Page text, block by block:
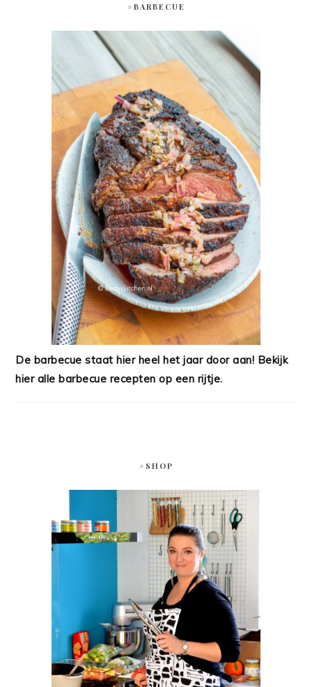
#BARBECUE
De barbecue staat hier heel het jaar door aan! Bekijk
hier alle barbecue recepten op een rijtje.
#SHOP